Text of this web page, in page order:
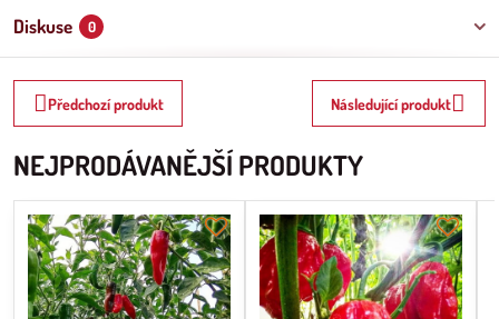
Diskuse 0
Předchozí produkt Následující produkt
NEJPRODÁVANĚJŠÍ PRODUKTY